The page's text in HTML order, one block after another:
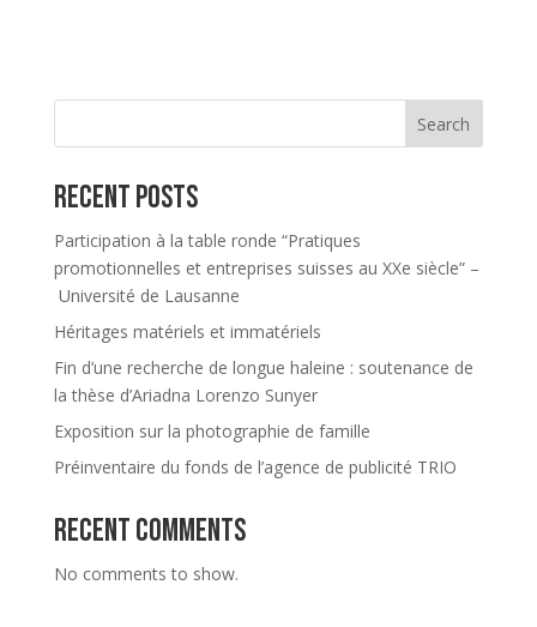
Search
Recent Posts
Participation à la table ronde “Pratiques
promotionnelles et entreprises suisses au XXe siècle” –
Université de Lausanne
Héritages matériels et immatériels
Fin d’une recherche de longue haleine : soutenance de
la thèse d’Ariadna Lorenzo Sunyer
Exposition sur la photographie de famille
Préinventaire du fonds de l’agence de publicité TRIO
Recent Comments
No comments to show.